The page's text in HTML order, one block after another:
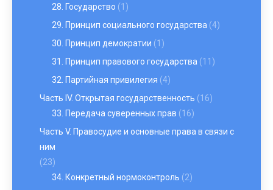
28. Государство (1)
29. Принцип социального государства (4)
30. Принцип демократии (1)
31. Принцип правового государства (11)
32. Партийная привилегия (4)
Часть IV. Открытая государственность (16)
33. Передача суверенных прав (16)
Часть V. Правосудие и основные права в связи с
ним
(23)
34. Конкретный нормоконтроль (2)